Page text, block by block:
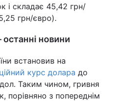
і складає 45,42 грн/
грн/євро).
останні новини
встановив на
курс долара до
дол. Таким чином, гривня
порівняно з попереднім